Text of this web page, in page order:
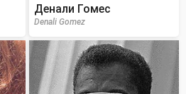
Денали Гомес
Denali Gomez